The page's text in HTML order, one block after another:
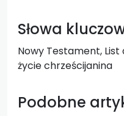
Słowa
Nowy Testament, List
życie chrześcijanina
Podobne